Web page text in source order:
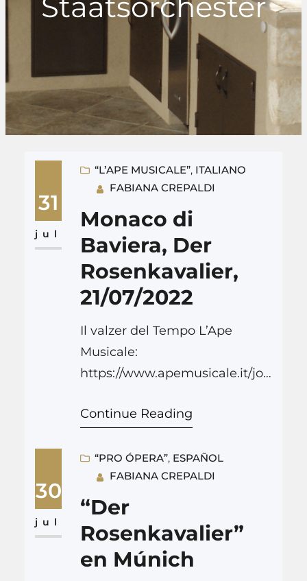
31
jul
“L’APE MUSICALE”, ITALIANO
FABIANA CREPALDI
Monaco di
Baviera, Der
Rosenkavalier,
21/07/2022
Il valzer del Tempo L’Ape
Musicale:
https://www.apemusicale.it/joo
opera/opera-2022/13415-
rosenkavalier-21-07-2022
Continue Reading
30
jul
“PRO ÓPERA”, ESPAÑOL
FABIANA CREPALDI
“Der
Rosenkavalier”
en Múnich